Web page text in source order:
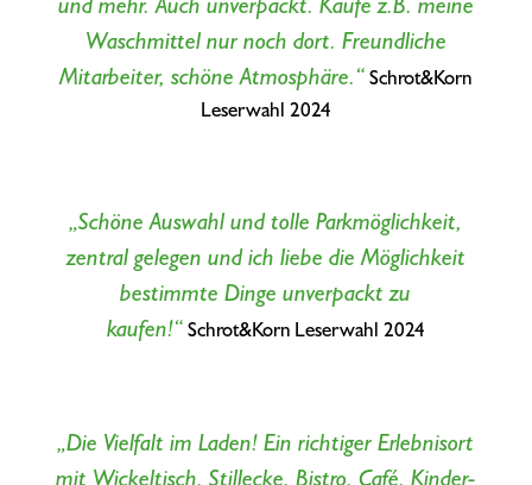
Waschmittel nur noch dort. Freundliche
Mitarbeiter, schöne Atmosphäre.“Schrot&Korn
Leserwahl 2024
„Schöne Auswahl und tolle Parkmöglichkeit,
zentral gelegen und ich liebe die Möglichkeit
bestimmte Dinge unverpackt zu
kaufen!“Schrot&Korn Leserwahl 2024
„Die Vielfalt im Laden! Ein richtiger Erlebnisort
mit Wickeltisch, Stillecke, Bistro, Café, Kinder-